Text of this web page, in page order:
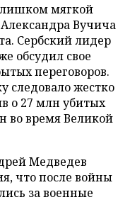
мягкой
Вучича
Сербский лидер
обсудил свое
переговоров.
следовало жестко
о 27 млн убитых
во время Великой
Медведев
что после войны
за военные